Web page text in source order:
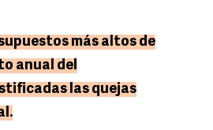
más altos de
anual del
las quejas